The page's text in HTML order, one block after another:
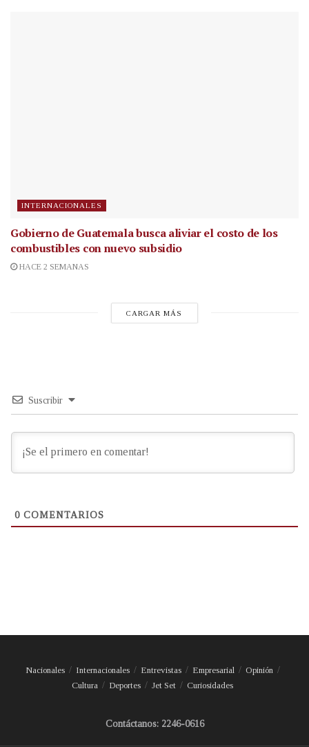
INTERNACIONALES
Gobierno de Guatemala busca aliviar el costo de los
combustibles con nuevo subsidio
HACE 2 SEMANAS
CARGAR MÁS
Suscribir
0 COMENTARIOS
Nacionales Internacionales Entrevistas Empresarial
Opinión
Cultura
Deportes Jet Set Curiosidades
Contáctanos: 2246-0616